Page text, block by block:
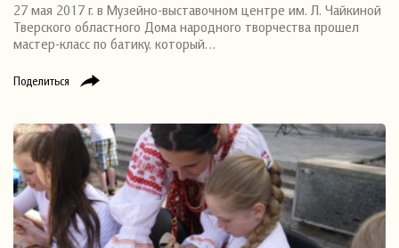
Поделиться
27 мая 2017 г. в Музейно-выставочном центре им. Л. Чайкиной
Тверского областного Дома народного творчества прошел
мастер-класс по батику, который…